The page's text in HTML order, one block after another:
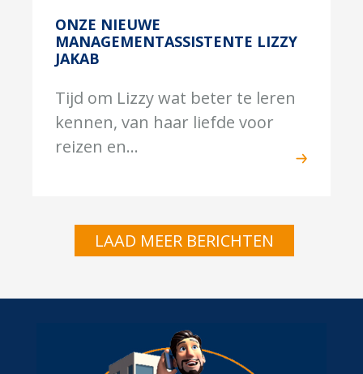
ONZE NIEUWE
MANAGEMENTASSISTENTE LIZZY
JAKAB
Tijd om Lizzy wat beter te leren
kennen, van haar liefde voor
reizen en...
LAAD MEER BERICHTEN